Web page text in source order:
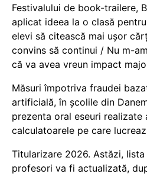
Festivalului de book-trailere,
aplicat ideea la o clasă
elevi să citească mai ușor
convins să continui / Nu m-
că va avea vreun impact
Măsuri împotriva fraudei
artificială, în școlile din
prezenta oral eseuri realizate
calculatoarele pe care
Titularizare 2026. Astăzi,
profesori va fi actualizată,